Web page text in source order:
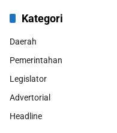
Kategori
Daerah
Pemerintahan
Legislator
Advertorial
Headline